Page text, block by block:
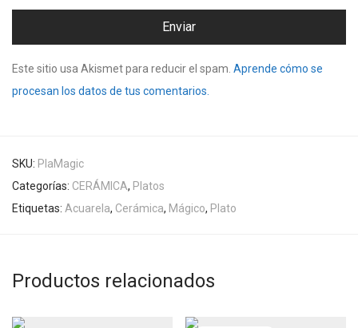
Este sitio usa Akismet para reducir el spam. Aprende cómo se
procesan los datos de tus comentarios.
SKU: PlaMagic
Categorías: CERÁMICA, Platos
Etiquetas: Acuarela, Cerámica, Mágico, Plato
Productos relacionados